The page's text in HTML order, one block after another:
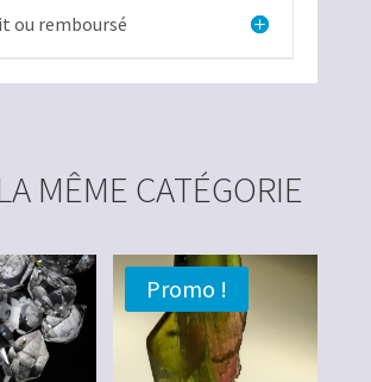
ou remboursé
MÊME CATÉGORIE
Promo !